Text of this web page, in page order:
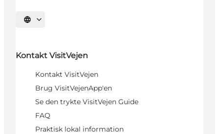
Vælg sprog
Kontakt VisitVejen
Kontakt VisitVejen
Brug VisitVejenApp'en
Se den trykte VisitVejen Guide
FAQ
Praktisk lokal information